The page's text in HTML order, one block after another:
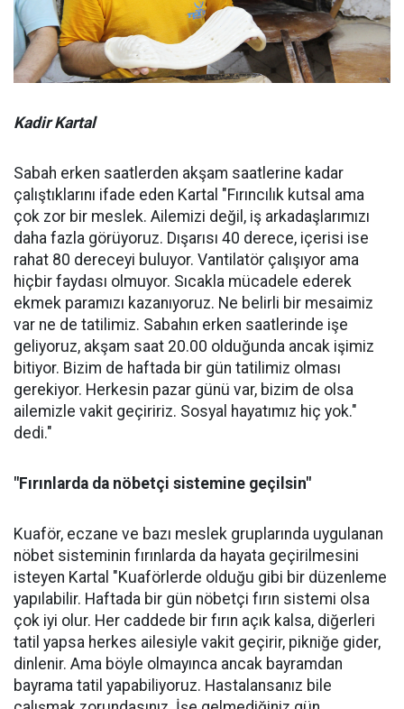
Kadir Kartal
Sabah erken saatlerden akşam saatlerine kadar
çalıştıklarını ifade eden Kartal "Fırıncılık kutsal ama
çok zor bir meslek. Ailemizi değil, iş arkadaşlarımızı
daha fazla görüyoruz. Dışarısı 40 derece, içerisi ise
rahat 80 dereceyi buluyor. Vantilatör çalışıyor ama
hiçbir faydası olmuyor. Sıcakla mücadele ederek
ekmek paramızı kazanıyoruz. Ne belirli bir mesaimiz
var ne de tatilimiz. Sabahın erken saatlerinde işe
geliyoruz, akşam saat 20.00 olduğunda ancak işimiz
bitiyor. Bizim de haftada bir gün tatilimiz olması
gerekiyor. Herkesin pazar günü var, bizim de olsa
ailemizle vakit geçiririz. Sosyal hayatımız hiç yok."
dedi."
"Fırınlarda da nöbetçi sistemine geçilsin"
Kuaför, eczane ve bazı meslek gruplarında uygulanan
nöbet sisteminin fırınlarda da hayata geçirilmesini
isteyen Kartal "Kuaförlerde olduğu gibi bir düzenleme
yapılabilir. Haftada bir gün nöbetçi fırın sistemi olsa
çok iyi olur. Her caddede bir fırın açık kalsa, diğerleri
tatil yapsa herkes ailesiyle vakit geçirir, pikniğe gider,
dinlenir. Ama böyle olmayınca ancak bayramdan
bayrama tatil yapabiliyoruz. Hastalansanız bile